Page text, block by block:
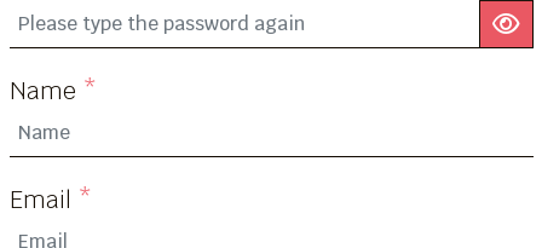
Name *
Email *